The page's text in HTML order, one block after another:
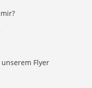
Flyer